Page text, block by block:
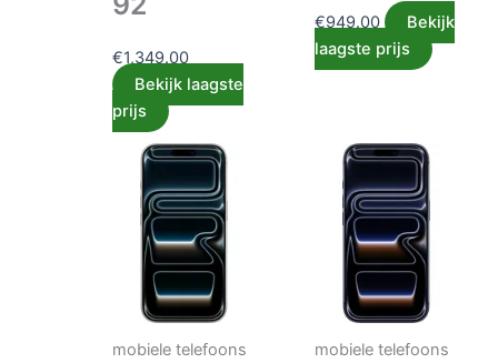
€1,349.00
Bekijk laagste
prijs
€949.00
Bekijk
laagste prijs
mobiele telefoons mobiele telefoons